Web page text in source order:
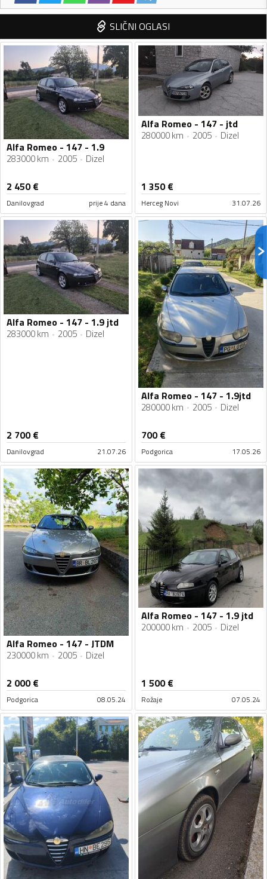
SLIČNI OGLASI
Alfa Romeo - 147 - 1.9
283000 km 2005 Dizel
2 450€
Danilovgrad prije 4 dana
Alfa Romeo - 147 - jtd
280000 km 2005 Dizel
1 350€
Herceg Novi 31.07.26
Alfa Romeo - 147 - 1.9 jtd
283000 km 2005 Dizel
2 700€
Danilovgrad 21.07.26
Alfa Romeo - 147 - 1.9jtd
280000 km 2005 Dizel
700€
Podgorica 17.05.26
Alfa Romeo - 147 - JTDM
230000 km 2005 Dizel
2 000€
Podgorica 08.05.24
Alfa Romeo - 147 - 1.9 jtd
200000 km 2005 Dizel
1 500€
Rožaje 07.05.24